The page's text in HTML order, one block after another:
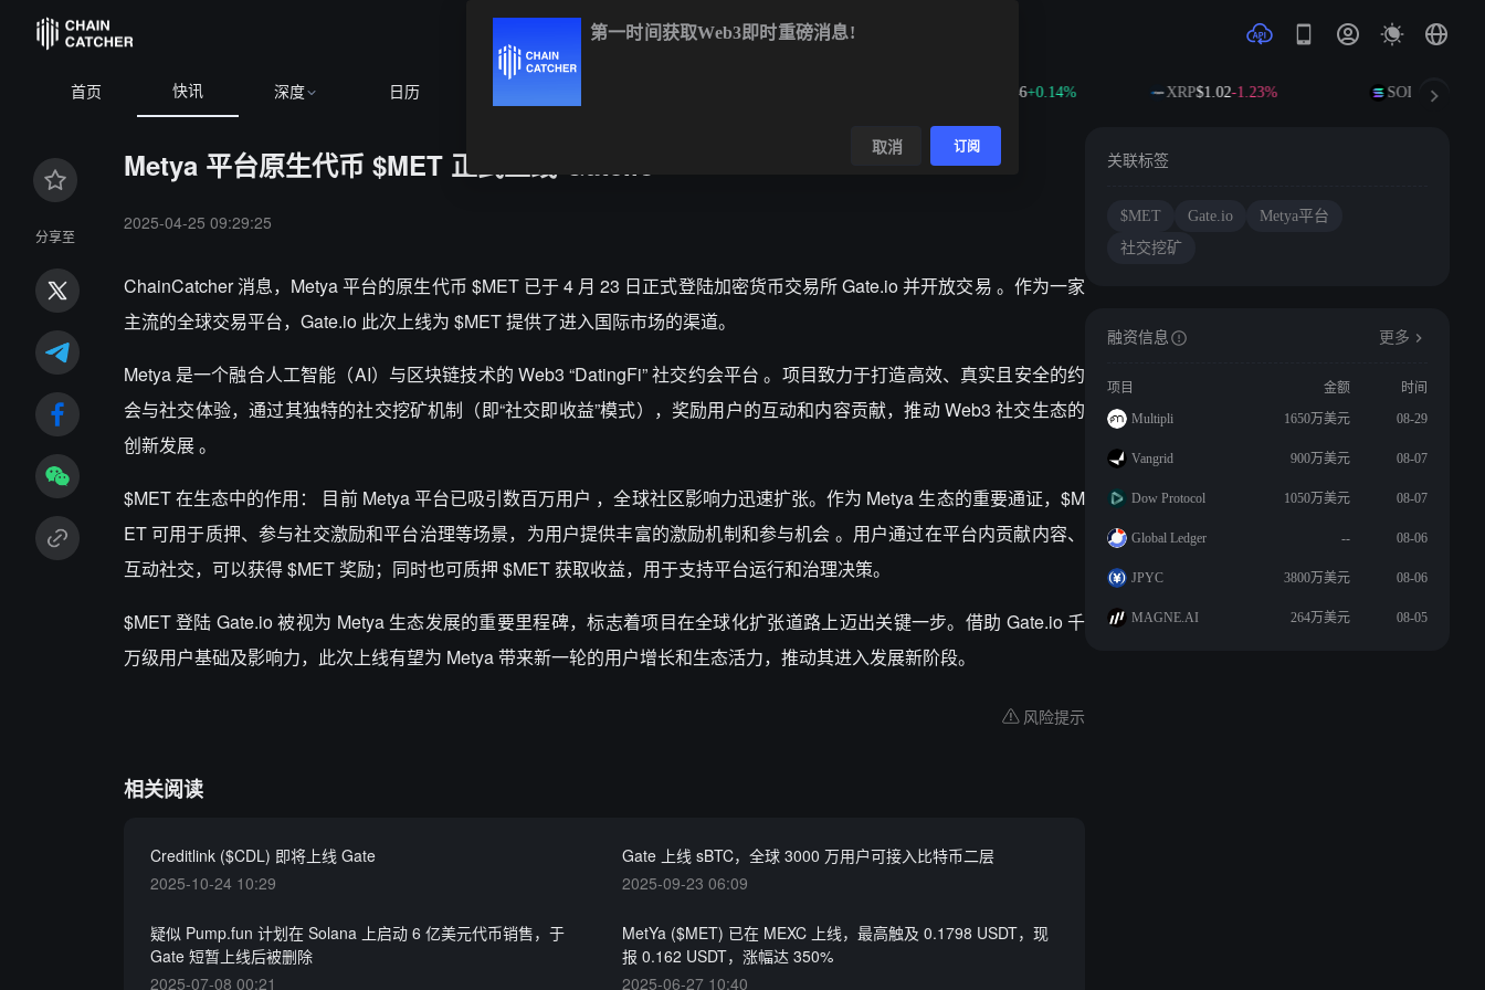
首页 快讯 深度 日历 $591.46+0.14% XRP$1.02-1.23% SOL$73.51
分享至
Metya 平台原生代币 $MET 正式上线 Gate.io
2025-04-25 09:29:25
ChainCatcher 消息，Metya 平台的原生代币 $MET 已于 4 月 23 日正式登陆加密货币交易所 Gate.io 并开放交易 。作为一家
主流的全球交易平台，Gate.io 此次上线为 $MET 提供了进入国际市场的渠道。
Metya 是一个融合人工智能（AI）与区块链技术的 Web3 “DatingFi” 社交约会平台 。项目致力于打造高效、真实且安全的约
会与社交体验，通过其独特的社交挖矿机制（即“社交即收益”模式），奖励用户的互动和内容贡献，推动 Web3 社交生态的
创新发展 。
$MET 在生态中的作用： 目前 Metya 平台已吸引数百万用户 ，全球社区影响力迅速扩张。作为 Metya 生态的重要通证，$M
ET 可用于质押、参与社交激励和平台治理等场景，为用户提供丰富的激励机制和参与机会 。用户通过在平台内贡献内容、
互动社交，可以获得 $MET 奖励；同时也可质押 $MET 获取收益，用于支持平台运行和治理决策。
$MET 登陆 Gate.io 被视为 Metya 生态发展的重要里程碑，标志着项目在全球化扩张道路上迈出关键一步。借助 Gate.io 千
万级用户基础及影响力，此次上线有望为 Metya 带来新一轮的用户增长和生态活力，推动其进入发展新阶段。
风险提示
相关阅读
Creditlink ($CDL) 即将上线 Gate
2025-10-24 10:29
Gate 上线 sBTC，全球 3000 万用户可接入比特币二层
2025-09-23 06:09
疑似 Pump.fun 计划在 Solana 上启动 6 亿美元代币销售，于
Gate 短暂上线后被删除
2025-07-08 00:21
MetYa ($MET) 已在 MEXC 上线，最高触及 0.1798 USDT，现
报 0.162 USDT，涨幅达 350%
2025-06-27 10:40
关联标签
$MET Gate.io
Metya平台
社交挖矿
融资信息 更多
项目 金额
时间
Multipli
1650万美元 08-29
Vangrid 900万美元 08-07
Dow Protocol 1050万美元 08-07
Global Ledger -- 08-06
JPYC 3800万美元 08-06
MAGNE.AI 264万美元 08-05
第一时间获取Web3即时重磅消息!
取消 订阅